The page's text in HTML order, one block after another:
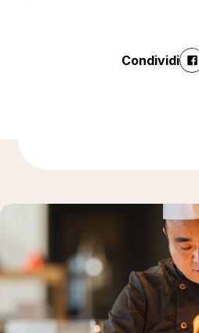
Condividi